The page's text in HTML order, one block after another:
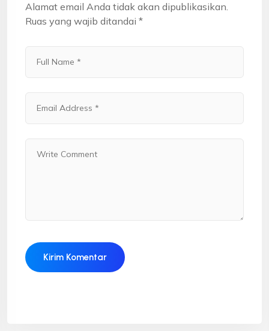
Alamat email Anda tidak akan dipublikasikan.
Ruas yang wajib ditandai *